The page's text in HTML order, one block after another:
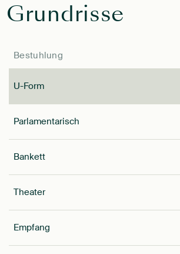
Grundrisse
Bestuhlung
U-Form
Parlamentarisch
Bankett
Theater
Empfang